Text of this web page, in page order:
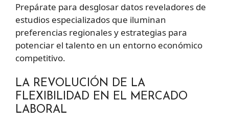
Prepárate para desglosar datos reveladores de
estudios especializados que iluminan
preferencias regionales y estrategias para
potenciar el talento en un entorno económico
competitivo.
LA REVOLUCIÓN DE LA
FLEXIBILIDAD EN EL MERCADO
LABORAL